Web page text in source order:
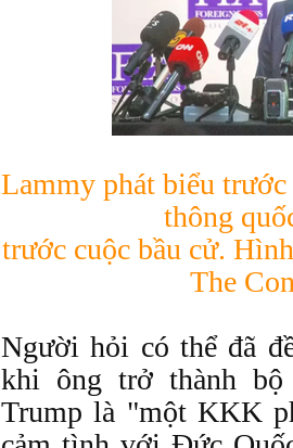
Lammy phát biểu
thông
trước cuộc bầu cử.
The
Người hỏi có thể đã
khi ông trở thành
Trump là "một KKK